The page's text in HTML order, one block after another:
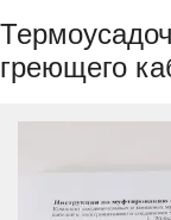
греющего